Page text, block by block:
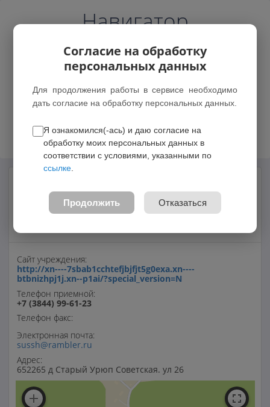
Навигатор
общеобразовательное учреждение
"Староурюпская основная
Сайт учреждения:
http://xn----7sbab1cchtefjbjfjt5g0exa.xn----
btbnizhpj1j.xn--p1ai/?special_version=N
Телефон приемной:
+7 (3844) 99-61-23
Телефон факс:
Электронная почта:
sussh@rambler.ru
Адрес:
652265 д Старый Урюп Советская. ул 26
Согласие на обработку
персональных данных
Для продолжения работы в сервисе необходимо
дать согласие на обработку персональных данных.
Я ознакомился(-ась) и даю согласие на
обработку моих персональных данных в
соответствии с условиями, указанными по
ссылке
Продолжить Отказаться